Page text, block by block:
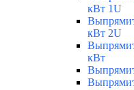
кВт 1U
кВт 2U
кВт